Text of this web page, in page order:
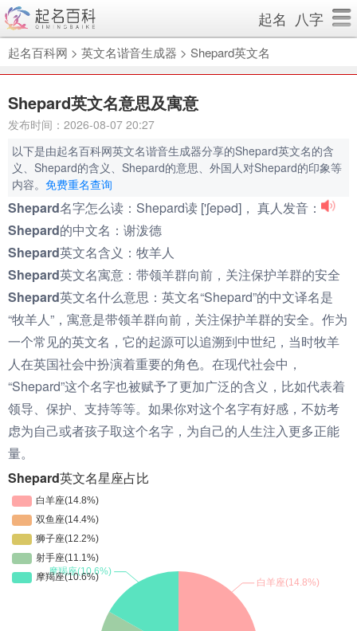
起名 八字
起名百科网 > 英文名谐音生成器 > Shepard英文名
Shepard英文名意思及寓意
发布时间：2026-08-07 20:27
以下是由起名百科网英文名谐音生成器分享的Shepard英文名的含
义、Shepard的含义、Shepard的意思、外国人对Shepard的印象等
内容。 免费重名查询
Shepard名字怎么读： Shepard读 ['ʃepəd]， 真人发音：
Shepard的中文名： 谢泼德
Shepard英文名含义： 牧羊人
Shepard英文名寓意： 带领羊群向前，关注保护羊群的安全
Shepard英文名什么意思： 英文名“Shepard”的中文译名是
“牧羊人”，寓意是带领羊群向前，关注保护羊群的安全。作为
一个常见的英文名，它的起源可以追溯到中世纪，当时牧羊
人在英国社会中扮演着重要的角色。在现代社会中，
“Shepard”这个名字也被赋予了更加广泛的含义，比如代表着
领导、保护、支持等等。如果你对这个名字有好感，不妨考
虑为自己或者孩子取这个名字，为自己的人生注入更多正能
量。
Shepard英文名星座占比